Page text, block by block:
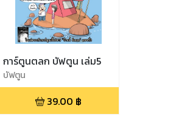
การ์ตูนตลก บัฟตูน เล่ม5
บัฟตูน
39.00 ฿